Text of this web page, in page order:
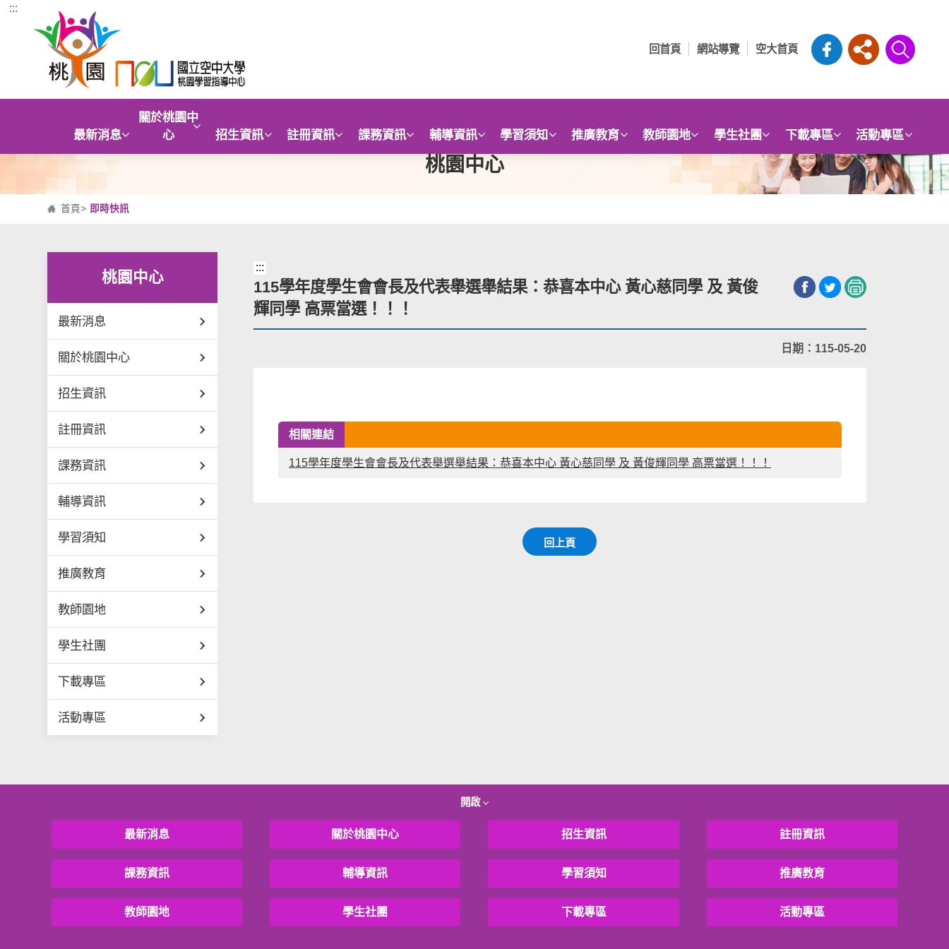
跳到主要內容區塊
:::
回首頁 網站導覽 空大首頁
最新消息
關於桃園中
心
招生資訊 註冊資訊 課務資訊 輔導資訊 學習須知 推廣教育 教師園地 學生社團 下載專區 活動專區
桃園中心
首頁> 即時快訊
桃園中心
最新消息
關於桃園中心
招生資訊
註冊資訊
課務資訊
輔導資訊
學習須知
推廣教育
教師園地
學生社團
下載專區
活動專區
:::
115學年度學生會會長及代表舉選舉結果：恭喜本中心 黃心慈同學 及 黃俊
輝同學 高票當選！！！
日期：115-05-20
相關連結
115學年度學生會會長及代表舉選舉結果：恭喜本中心 黃心慈同學 及 黃俊輝同學 高票當選！！！
回上頁
開啟
最新消息 關於桃園中心 招生資訊 註冊資訊
課務資訊 輔導資訊 學習須知 推廣教育
教師園地 學生社團 下載專區 活動專區